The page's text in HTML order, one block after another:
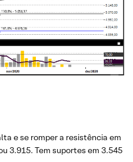
e se romper a resistência em
3.915. Tem suportes em 3.545